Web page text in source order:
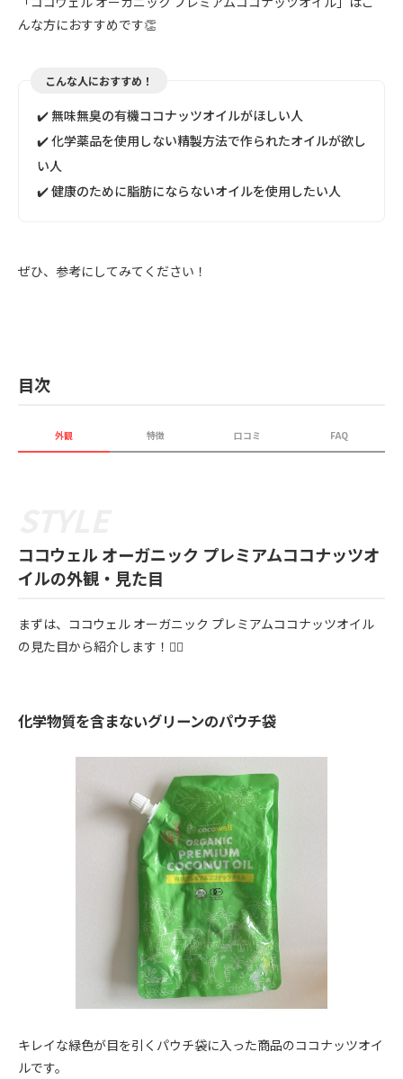
んな方におすすめです👏
こんな人におすすめ！
✔️ 無味無臭の有機ココナッツオイルがほしい人
✔️ 化学薬品を使用しない精製方法で作られたオイルが欲し
い人
✔️ 健康のために脂肪にならないオイルを使用したい人
ぜひ、参考にしてみてください！
目次
外観 特徴 口コミ FAQ
ココウェル オーガニック プレミアムココナッツオ
イルの外観・見た目
まずは、ココウェル オーガニック プレミアムココナッツオイル
の見た目から紹介します！💁‍♀️
化学物質を含まないグリーンのパウチ袋
キレイな緑色が目を引くパウチ袋に入った商品のココナッツオイ
ルです。